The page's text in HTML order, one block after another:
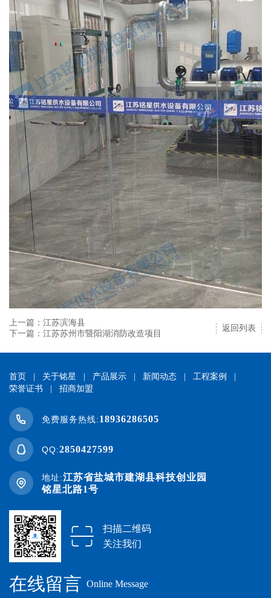
上一篇：江苏滨海县
返回列表
下一篇：江苏苏州市暨阳湖消防改造项目
首页 关于铭星 产品展示 新闻动态 工程案例
荣誉证书
招商加盟
免费服务热线:18936286505
QQ:2850427599
地址:江苏省盐城市建湖县科技创业园
铭星北路1号
扫描二维码
关注我们
在线留言 Online Message